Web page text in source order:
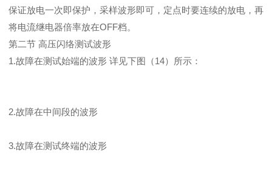
保证放电一次即保护，采样波形即可，定点时要连续的放电，再
将电流继电器倍率放在OFF档。
第二节 高压闪络测试波形
1.故障在测试始端的波形 详见下图（14）所示：
2.故障在中间段的波形
3.故障在测试终端的波形